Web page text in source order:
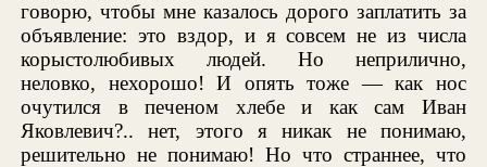
говорю, чтобы мне казалось дорого заплатить за
объявление: это вздор, и я совсем не из числа
корыстолюбивых людей. Но неприлично,
неловко, нехорошо! И опять тоже — как нос
очутился в печеном хлебе и как сам Иван
Яковлевич?.. нет, этого я никак не понимаю,
решительно не понимаю! Но что страннее, что